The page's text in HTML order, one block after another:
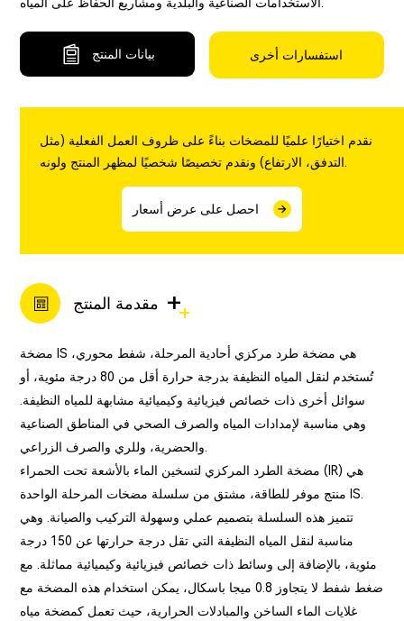
بيانات المنتج استفسارات أخرى
نقدم اختيارًا علميًا للمضخات بناءً على ظروف العمل الفعلية (مثل
التدفق، الارتفاع) ونقدم تخصيصًا شخصيًا لمظهر المنتج ولونه.
احصل على عرض أسعار
مقدمة المنتج +
مضخة IS هي مضخة طرد مركزي أحادية المرحلة، شفط محوري،
تُستخدم لنقل المياه النظيفة بدرجة حرارة أقل من 80 درجة مئوية، أو
سوائل أخرى ذات خصائص فيزيائية وكيميائية مشابهة للمياه النظيفة.
وهي مناسبة لإمدادات المياه والصرف الصحي في المناطق الصناعية
والحضرية، وللري والصرف الزراعي.
مضخة الطرد المركزي لتسخين الماء بالأشعة تحت الحمراء (IR) هي
منتج موفر للطاقة، مشتق من سلسلة مضخات المرحلة الواحدة IS.
تتميز هذه السلسلة بتصميم عملي وسهولة التركيب والصيانة. وهي
مناسبة لنقل المياه النظيفة التي تقل درجة حرارتها عن 150 درجة
مئوية، بالإضافة إلى وسائط ذات خصائص فيزيائية وكيميائية مماثلة. مع
ضغط شفط لا يتجاوز 0.8 ميجا باسكال، يمكن استخدام هذه المضخة مع
غلايات الماء الساخن والمبادلات الحرارية، حيث تعمل كمضخة مياه